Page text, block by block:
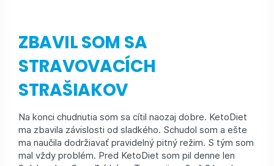
ZBAVIL SOM SA
STRAVOVACÍCH
STRAŠIAKOV
Na konci chudnutia som sa cítil naozaj dobre. KetoDiet
ma zbavila závislosti od sladkého. Schudol som a ešte
ma naučila dodržiavať pravidelný pitný režim. S tým som
mal vždy problém. Pred KetoDiet som pil denne len